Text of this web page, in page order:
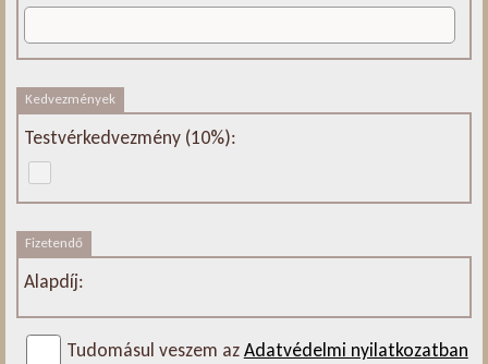
Kedvezmények
Testvérkedvezmény (10%):
Fizetendő
Alapdíj:
Tudomásul veszem azAdatvédelmi nyilatkozatban